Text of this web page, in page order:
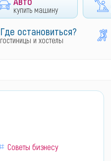
купить машину
Где остановиться?
гостиницы и хостелы
Советы бизнесу